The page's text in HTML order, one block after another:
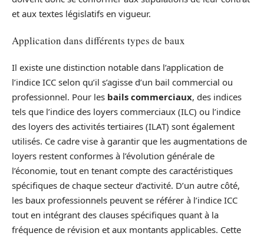
et aux textes législatifs en vigueur.
Application dans différents types de baux
Il existe une distinction notable dans l’application de
l’indice ICC selon qu’il s’agisse d’un bail commercial ou
professionnel. Pour les bails commerciaux, des indices
tels que l’indice des loyers commerciaux (ILC) ou l’indice
des loyers des activités tertiaires (ILAT) sont également
utilisés. Ce cadre vise à garantir que les augmentations de
loyers restent conformes à l’évolution générale de
l’économie, tout en tenant compte des caractéristiques
spécifiques de chaque secteur d’activité. D’un autre côté,
les baux professionnels peuvent se référer à l’indice ICC
tout en intégrant des clauses spécifiques quant à la
fréquence de révision et aux montants applicables. Cette